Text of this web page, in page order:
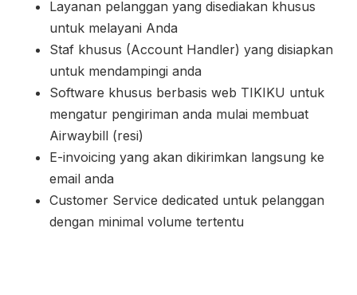
Layanan pelanggan yang disediakan khusus
untuk melayani Anda
Staf khusus (Account Handler) yang disiapkan
untuk mendampingi anda
Software khusus berbasis web TIKIKU untuk
mengatur pengiriman anda mulai membuat
Airwaybill (resi)
E-invoicing yang akan dikirimkan langsung ke
email anda
Customer Service dedicated untuk pelanggan
dengan minimal volume tertentu